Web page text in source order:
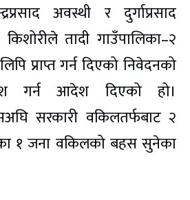
अवस्थी र दुर्गाप्रसाद
तादी गाउँपालिका–२
प्राप्त गर्न दिएको निवेदनको
गर्न आदेश दिएको हो।
सरकारी वकिलतर्फबाट २
१ जना वकिलको बहस सुनेका